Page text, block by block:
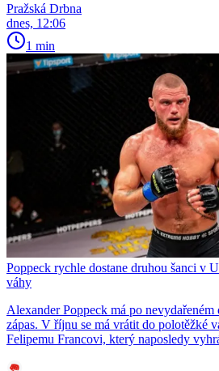
Pražská Drbna
dnes, 12:06
1 min
Poppeck rychle dostane druhou šanci v
váhy
Alexander Poppeck má po
zápas. V říjnu se má vrátit do polotěžké
Felipemu Francovi, který naposledy